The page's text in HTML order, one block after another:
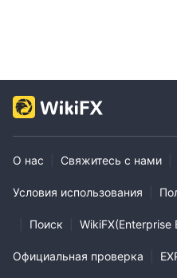
О нас Свяжитесь с нами
Условия использования
Поиск WikiFX(Enterprise
Официальная проверка